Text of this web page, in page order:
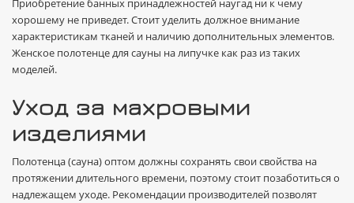
Приобретение банных принадлежностей наугад ни к чему
хорошему не приведет. Стоит уделить должное внимание
характеристикам тканей и наличию дополнительных элементов.
Женское полотенце для сауны на липучке как раз из таких
моделей.
Уход за махровыми
изделиями
Полотенца (сауна) оптом должны сохранять свои свойства на
протяжении длительного времени, поэтому стоит позаботиться о
надлежащем уходе. Рекомендации производителей позволят